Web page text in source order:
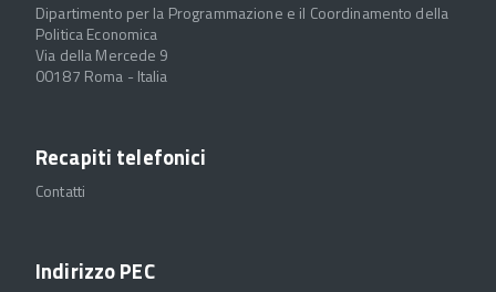
Dipartimento per la Programmazione e il Coordinamento della
Politica Economica
Via della Mercede 9
00187 Roma - Italia
Recapiti telefonici
Contatti
Indirizzo PEC